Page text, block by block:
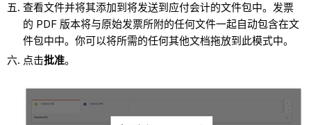
查看文件并将其添加到将发送到应付会计的文件包中。发票
的 PDF 版本将与原始发票所附的任何文件一起自动包含在文
件包中中。你可以将所需的任何其他文档拖放到此模式中。
点击批准。